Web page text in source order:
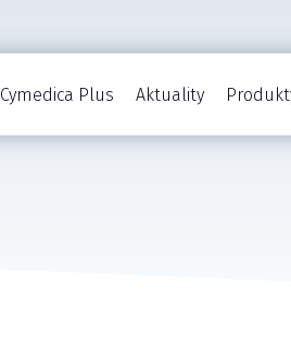
Cymedica Plus Aktuality